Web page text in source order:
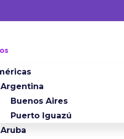
Argentina
Buenos Aires
Puerto Iguazú
Aruba